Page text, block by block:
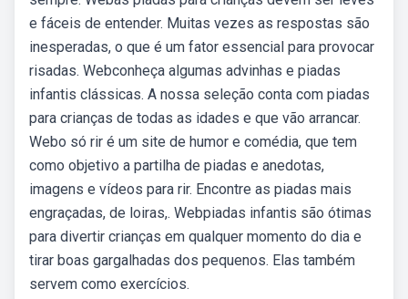
e fáceis de entender. Muitas vezes as respostas são
inesperadas, o que é um fator essencial para provocar
risadas. Webconheça algumas advinhas e piadas
infantis clássicas. A nossa seleção conta com piadas
para crianças de todas as idades e que vão arrancar.
Webo só rir é um site de humor e comédia, que tem
como objetivo a partilha de piadas e anedotas,
imagens e vídeos para rir. Encontre as piadas mais
engraçadas, de loiras,. Webpiadas infantis são ótimas
para divertir crianças em qualquer momento do dia e
tirar boas gargalhadas dos pequenos. Elas também
servem como exercícios.